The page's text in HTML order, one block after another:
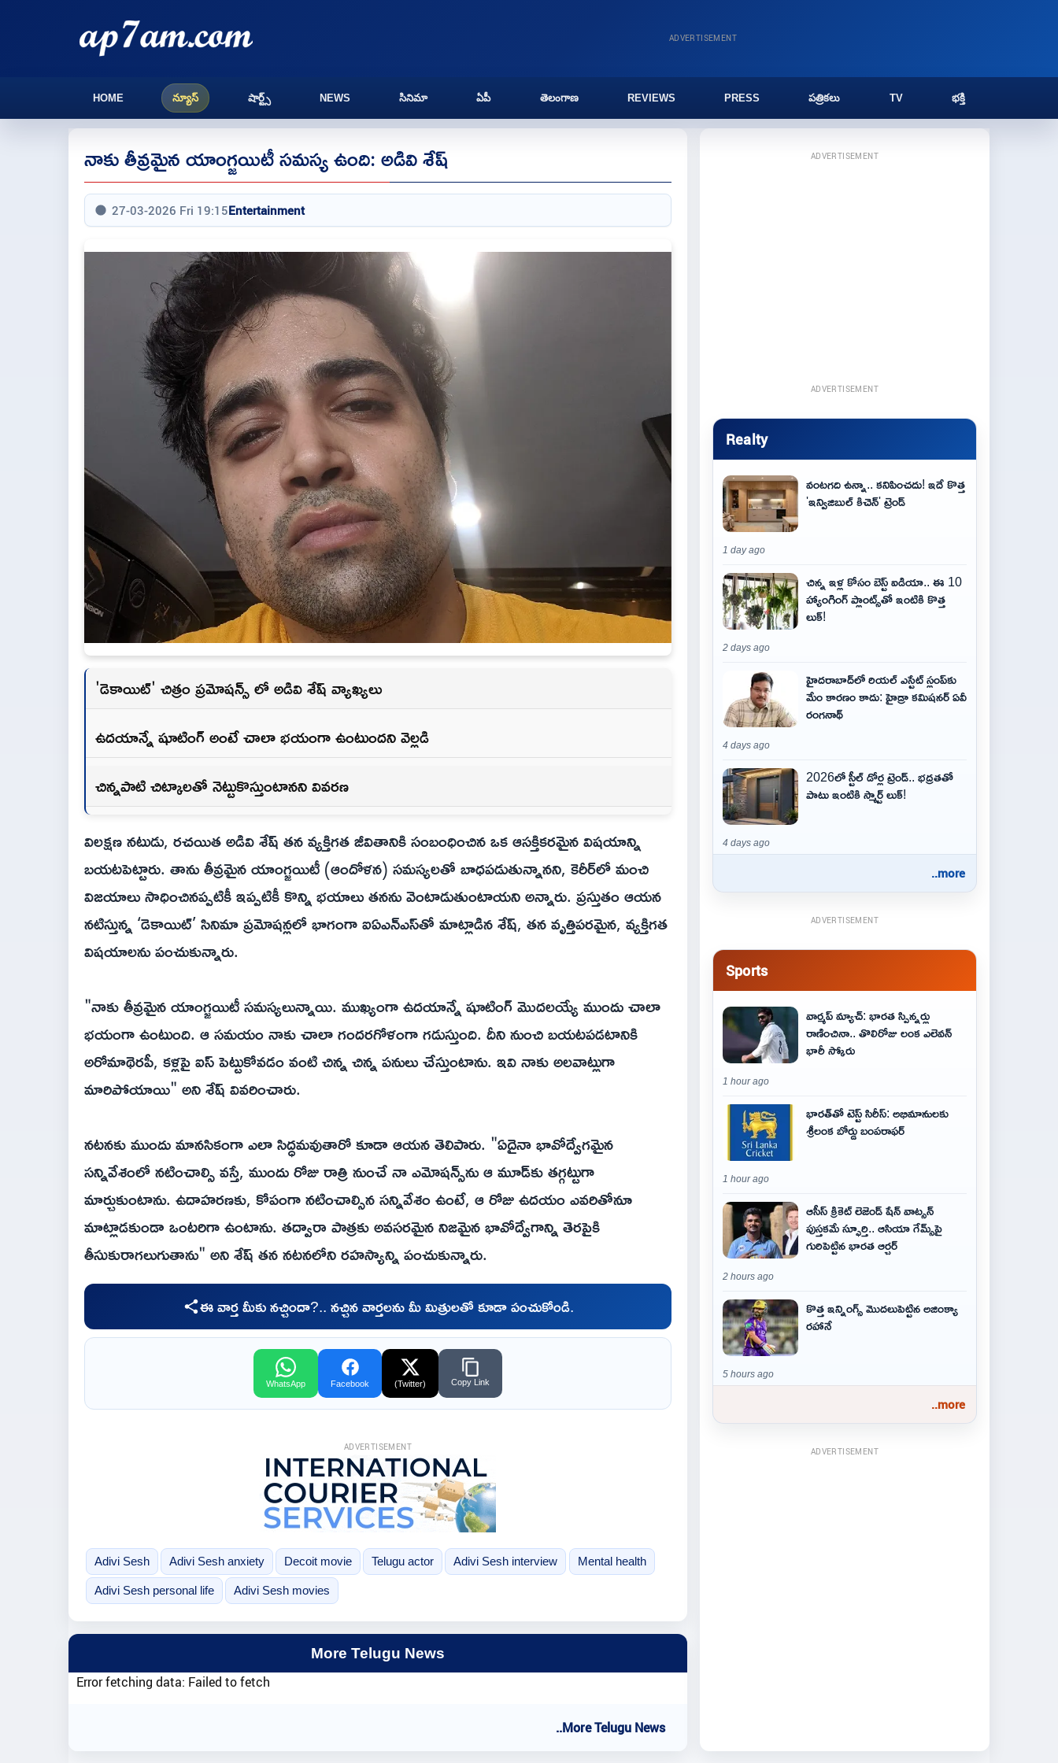
ADVERTISEMENT
HOME న్యూస్ షార్ట్స్ NEWS సినిమా ఏపీ తెలంగాణ REVIEWS PRESS పత్రికలు TV భక్తి
నాకు తీవ్రమైన యాంగ్జయిటీ సమస్య ఉంది: అడివి శేష్
27-03-2026 Fri 19:15Entertainment
'డెకాయిట్' చిత్రం ప్రమోషన్స్ లో అడివి శేష్ వ్యాఖ్యలు
ఉదయాన్నే షూటింగ్ అంటే చాలా భయంగా ఉంటుందని వెల్లడి
చిన్నపాటి చిట్కాలతో నెట్టుకొస్తుంటానని వివరణ
విలక్షణ నటుడు, రచయిత అడివి శేష్ తన వ్యక్తిగత జీవితానికి సంబంధించిన ఒక ఆసక్తికరమైన విషయాన్ని
బయటపెట్టారు. తాను తీవ్రమైన యాంగ్జయిటీ (ఆందోళన) సమస్యలతో బాధపడుతున్నానని, కెరీర్‌లో మంచి
విజయాలు సాధించినప్పటికీ ఇప్పటికీ కొన్ని భయాలు తనను వెంటాడుతుంటాయని అన్నారు. ప్రస్తుతం ఆయన
నటిస్తున్న ‘డెకాయిట్’ సినిమా ప్రమోషన్లలో భాగంగా ఐఏఎన్ఎస్‌తో మాట్లాడిన శేష్, తన వృత్తిపరమైన, వ్యక్తిగత
విషయాలను పంచుకున్నారు.
"నాకు తీవ్రమైన యాంగ్జయిటీ సమస్యలున్నాయి. ముఖ్యంగా ఉదయాన్నే షూటింగ్ మొదలయ్యే ముందు చాలా
భయంగా ఉంటుంది. ఆ సమయం నాకు చాలా గందరగోళంగా గడుస్తుంది. దీని నుంచి బయటపడటానికి
అరోమాథెరపీ, కళ్లపై ఐస్ పెట్టుకోవడం వంటి చిన్న చిన్న పనులు చేస్తుంటాను. ఇవి నాకు అలవాట్లుగా
మారిపోయాయి" అని శేష్ వివరించారు.
నటనకు ముందు మానసికంగా ఎలా సిద్ధమవుతారో కూడా ఆయన తెలిపారు. "ఏదైనా భావోద్వేగమైన
సన్నివేశంలో నటించాల్సి వస్తే, ముందు రోజు రాత్రి నుంచే నా ఎమోషన్స్‌ను ఆ మూడ్‌కు తగ్గట్టుగా
మార్చుకుంటాను. ఉదాహరణకు, కోపంగా నటించాల్సిన సన్నివేశం ఉంటే, ఆ రోజు ఉదయం ఎవరితోనూ
మాట్లాడకుండా ఒంటరిగా ఉంటాను. తద్వారా పాత్రకు అవసరమైన నిజమైన భావోద్వేగాన్ని తెరపైకి
తీసుకురాగలుగుతాను" అని శేష్ తన నటనలోని రహస్యాన్ని పంచుకున్నారు.
ఈ వార్త మీకు నచ్చిందా?.. నచ్చిన వార్తలను మీ మిత్రులతో కూడా పంచుకోండి.
WhatsApp Facebook (Twitter) Copy Link
ADVERTISEMENT
Adivi Sesh Adivi Sesh anxiety Decoit movie Telugu actor Adivi Sesh interview Mental health
Adivi Sesh personal life Adivi Sesh movies
More Telugu News
Error fetching data: Failed to fetch
..More Telugu News
ADVERTISEMENT
ADVERTISEMENT
Realty
వంటగది ఉన్నా.. కనిపించదు! ఇదే కొత్త
'ఇన్విజిబుల్ కిచెన్' ట్రెండ్
1 day ago
చిన్న ఇళ్ల కోసం బెస్ట్ ఐడియా.. ఈ 10
హ్యాంగింగ్ ప్లాంట్స్‌తో ఇంటికి కొత్త
లుక్!
2 days ago
హైదరాబాద్‌లో రియల్ ఎస్టేట్ స్లంప్‌కు
మేం కారణం కాదు: హైడ్రా కమిషనర్ ఏవీ
రంగనాథ్
4 days ago
2026లో స్టీల్ డోర్ల ట్రెండ్.. భద్రతతో
పాటు ఇంటికి స్మార్ట్ లుక్!
4 days ago
..more
ADVERTISEMENT
Sports
వార్మప్ మ్యాచ్: భారత స్పిన్నర్లు
రాణించినా.. తొలిరోజు లంక ఎలెవన్
భారీ స్కోరు
1 hour ago
భారత్‌తో టెస్ట్ సిరీస్: అభిమానులకు
శ్రీలంక బోర్డు బంపరాఫర్
1 hour ago
ఆసీస్ క్రికెట్ లెజెండ్ షేన్ వాట్సన్
పుస్తకమే స్ఫూర్తి.. ఆసియా గేమ్స్‌పై
గురిపెట్టిన భారత ఆర్చర్
2 hours ago
కొత్త ఇన్నింగ్స్ మొదలుపెట్టిన అజింక్యా
రహానే
5 hours ago
..more
ADVERTISEMENT